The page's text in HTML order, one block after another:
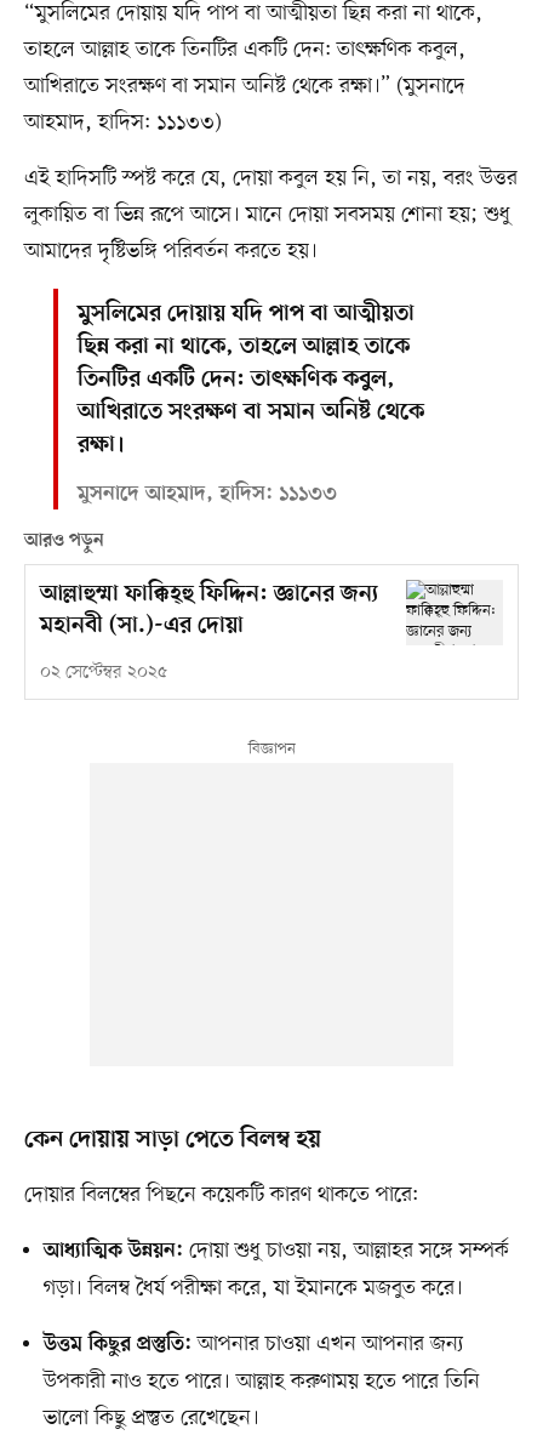
“মুসলিমের দোয়ায় যদি পাপ বা আত্মীয়তা ছিন্ন করা না থাকে,
তাহলে আল্লাহ তাকে তিনটির একটি দেন: তাৎক্ষণিক কবুল,
আখিরাতে সংরক্ষণ বা সমান অনিষ্ট থেকে রক্ষা।” (মুসনাদে
আহমাদ, হাদিস: ১১১৩৩)
এই হাদিসটি স্পষ্ট করে যে, দোয়া কবুল হয় নি, তা নয়, বরং উত্তর
লুকায়িত বা ভিন্ন রূপে আসে। মানে দোয়া সবসময় শোনা হয়; শুধু
আমাদের দৃষ্টিভঙ্গি পরিবর্তন করতে হয়।
মুসলিমের দোয়ায় যদি পাপ বা আত্মীয়তা
ছিন্ন করা না থাকে, তাহলে আল্লাহ তাকে
তিনটির একটি দেন: তাৎক্ষণিক কবুল,
আখিরাতে সংরক্ষণ বা সমান অনিষ্ট থেকে
রক্ষা।
মুসনাদে আহমাদ, হাদিস: ১১১৩৩
আরও পড়ুন
আল্লাহুম্মা ফাক্কিহ্‌হু ফিদ্দিন: জ্ঞানের জন্য
মহানবী (সা.)-এর দোয়া
০২ সেপ্টেম্বর ২০২৫
কেন দোয়ায় সাড়া পেতে বিলম্ব হয়
দোয়ার বিলম্বের পিছনে কয়েকটি কারণ থাকতে পারে:
আধ্যাত্মিক উন্নয়ন: দোয়া শুধু চাওয়া নয়, আল্লাহর সঙ্গে সম্পর্ক
গড়া। বিলম্ব ধৈর্য পরীক্ষা করে, যা ইমানকে মজবুত করে।
উত্তম কিছুর প্রস্তুতি: আপনার চাওয়া এখন আপনার জন্য
উপকারী নাও হতে পারে। আল্লাহ করুণাময় হতে পারে তিনি
ভালো কিছু প্রস্তুত রেখেছেন।